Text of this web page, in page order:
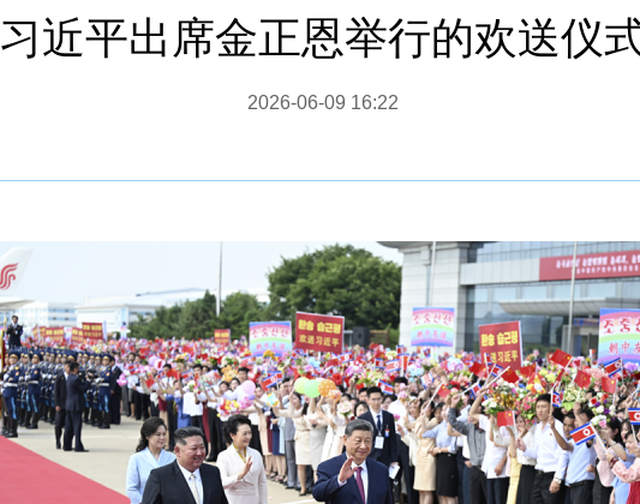
习近平出席金正恩举行的欢送仪
2026-06-09 16:22